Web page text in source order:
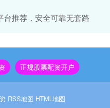
台推荐，安全可靠无套路
正规股票配资开户
RSS地图 HTML地图